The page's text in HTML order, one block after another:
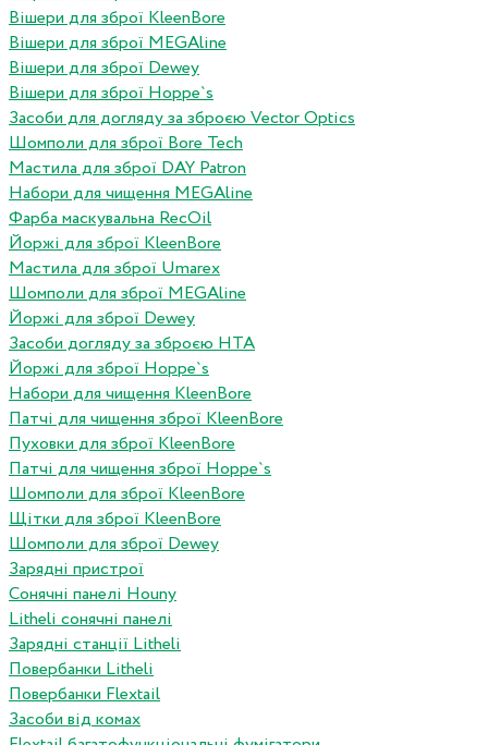
Вішери для зброї KleenBore
Вішери для зброї MEGAline
Вішери для зброї Dewey
Вішери для зброї Hoppe`s
Засоби для догляду за зброєю Vector Optics
Шомполи для зброї Bore Tech
Мастила для зброї DAY Patron
Набори для чищення MEGAline
Фарба маскувальна RecOil
Йоржі для зброї KleenBore
Мастила для зброї Umarex
Шомполи для зброї MEGAline
Йоржі для зброї Dewey
Засоби догляду за зброєю HTA
Йоржі для зброї Hoppe`s
Набори для чищення KleenBore
Патчі для чищення зброї KleenBore
Пуховки для зброї KleenBore
Патчі для чищення зброї Hoppe`s
Шомполи для зброї KleenBore
Щітки для зброї KleenBore
Шомполи для зброї Dewey
Зарядні пристрої
Сонячні панелі Houny
Litheli сонячні панелі
Зарядні станції Litheli
Повербанки Litheli
Повербанки Flextail
Засоби від комах